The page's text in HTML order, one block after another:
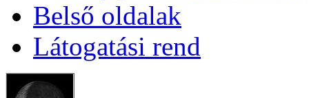
Bel­ső ol­da­lak
Lá­to­ga­tá­si rend